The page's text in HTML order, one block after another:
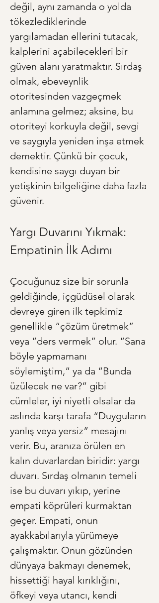
değil, aynı zamanda o yolda
tökezlediklerinde
yargılamadan ellerini tutacak,
kalplerini açabilecekleri bir
güven alanı yaratmaktır. Sırdaş
olmak, ebeveynlik
otoritesinden vazgeçmek
anlamına gelmez; aksine, bu
otoriteyi korkuyla değil, sevgi
ve saygıyla yeniden inşa etmek
demektir. Çünkü bir çocuk,
kendisine saygı duyan bir
yetişkinin bilgeliğine daha fazla
güvenir.
Yargı Duvarını Yıkmak:
Empatinin İlk Adımı
Çocuğunuz size bir sorunla
geldiğinde, içgüdüsel olarak
devreye giren ilk tepkimiz
genellikle “çözüm üretmek”
veya “ders vermek” olur. “Sana
böyle yapmamanı
söylemiştim,” ya da “Bunda
üzülecek ne var?” gibi
cümleler, iyi niyetli olsalar da
aslında karşı tarafa “Duyguların
yanlış veya yersiz” mesajını
verir. Bu, aranıza örülen en
kalın duvarlardan biridir: yargı
duvarı. Sırdaş olmanın temeli
ise bu duvarı yıkıp, yerine
empati köprüleri kurmaktan
geçer. Empati, onun
ayakkabılarıyla yürümeye
çalışmaktır. Onun gözünden
dünyaya bakmayı denemek,
hissettiği hayal kırıklığını,
öfkeyi veya utancı, kendi